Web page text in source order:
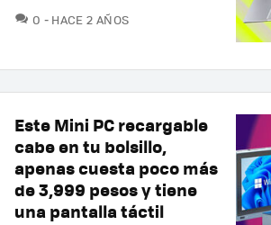
0 COMENTARIOS
HACE 2 AÑOS
Este Mini PC recargable
cabe en tu bolsillo,
apenas cuesta poco más
de 3,999 pesos y tiene
una pantalla táctil